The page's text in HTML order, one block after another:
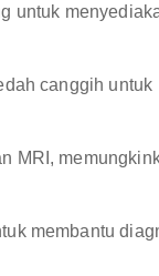
untuk
canggih untuk
MRI,
membantu